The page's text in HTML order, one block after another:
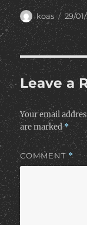
Author
koas
on
29/
Leave a
Your email
are marked*
COMMENT *